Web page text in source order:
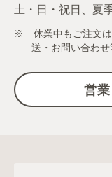
土・日・祝日、夏
※ 休業中もご注文は
送・お問い合わせ
営